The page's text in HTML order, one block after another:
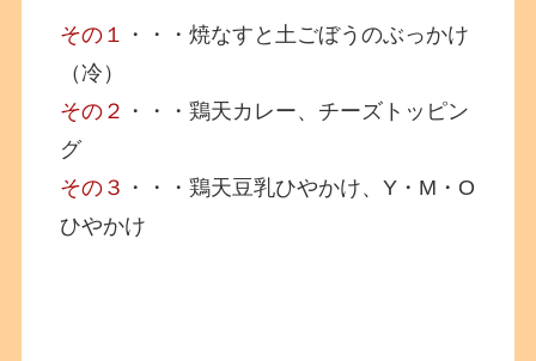
その１ ・・・焼なすと土ごぼうのぶっかけ
（冷）
その２ ・・・鶏天カレー、チーズトッピン
グ
その３ ・・・鶏天豆乳ひやかけ、Y・M・O
ひやかけ